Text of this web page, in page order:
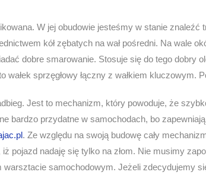
W jej obudowie jesteśmy w stanie znaleźć
kół zębatych na wał pośredni. Na wale
dobre smarowanie. Stosuje się do tego
wałek sprzęgłowy łączny z wałkiem
Jest to mechanizm, który powoduje, że
bardzo przydatne w samochodach, bo
. Ze względu na swoją budowę cały
pojazd nadaję się tylko na złom. Nie musimy
samochodowym. Jeżeli zdecydujemy